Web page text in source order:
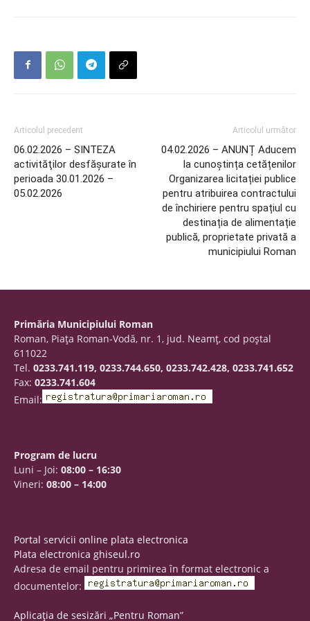
Articolul precedent
06.02.2026 – SINTEZA
activităţilor desfăşurate în
perioada 30.01.2026 –
05.02.2026
Articolul următor
04.02.2026 – ANUNȚ Aducem
la cunoștința cetățenilor
Organizarea licitației publice
pentru atribuirea contractului
de închiriere pentru spațiul cu
destinația de alimentație
publică, proprietate privată a
municipiului Roman
Primăria Municipiului Roman
Roman, Piaţa Roman-Vodă, nr. 1, jud. Neamţ, cod poştal
611022
Tel. 0233.741.119, 0233.744.650, 0233.742.428, 0233.741.652
Fax: 0233.741.604
Email:
Program de lucru
Luni – Joi: 08:00 – 16:30
Vineri: 08:00 – 14:00
Portal servicii online plata electronica
Plata electronica ghiseul.ro
Adresa de email pentru primirea în format electronic a
documentelor:
Aplicația de sesizări „Pentru Roman”